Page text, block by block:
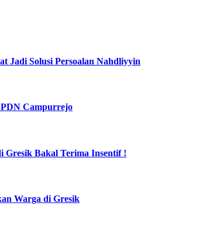
Jadi Solusi Persoalan Nahdliyyin
Campurrejo
Gresik Bakal Terima Insentif !
Warga di Gresik